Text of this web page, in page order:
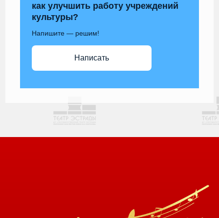
как улучшить работу учреждений
культуры?
Напишите — решим!
Написать